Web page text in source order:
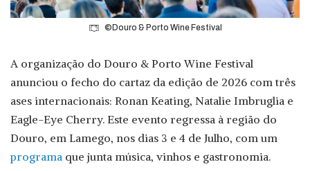
©Douro & Porto Wine Festival
A organização do Douro & Porto Wine Festival
anunciou o fecho do cartaz da edição de 2026 com três
ases internacionais: Ronan Keating, Natalie Imbruglia e
Eagle-Eye Cherry. Este evento regressa à região do
Douro, em Lamego, nos dias 3 e 4 de Julho, com um
programa que junta música, vinhos e gastronomia.